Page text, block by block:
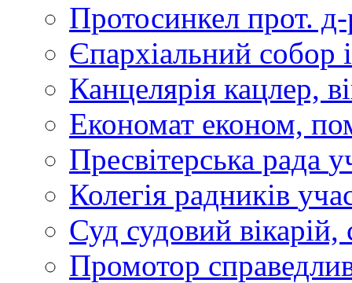
Протосинкел прот.
Єпархіальний собор
Канцелярія кацлер,
Економат економ,
Пресвітерська рада
Колегія радників
Суд судовий вікарій,
Промотор